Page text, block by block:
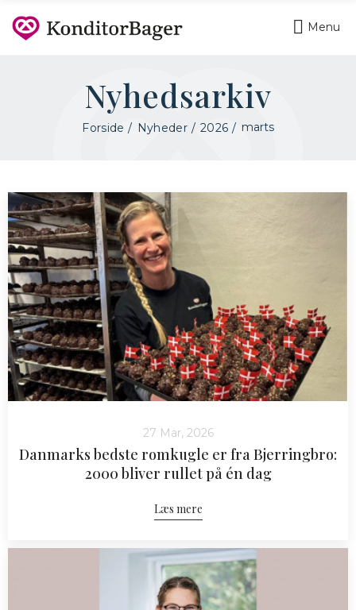
Menu
Nyhedsarkiv
Forside Nyheder 2026 marts
27 Mar, 2026
Danmarks bedste romkugle er fra Bjerringbro:
2000 bliver rullet på én dag
Læs mere